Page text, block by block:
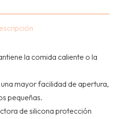
la comida caliente o la
mayor facilidad de apertura,
pequeñas.
de silicona protección